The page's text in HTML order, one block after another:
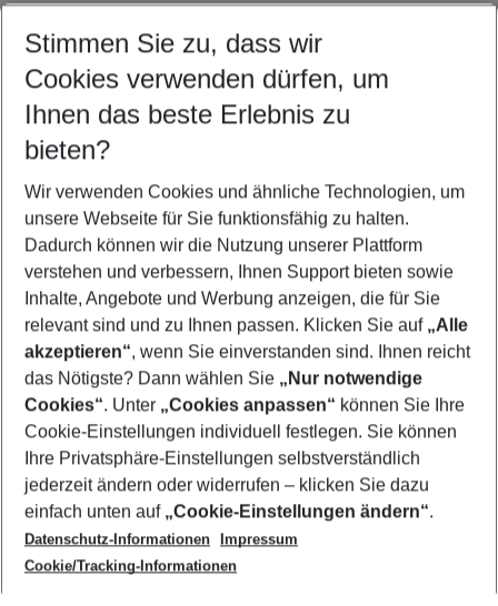
Ändern Sie Ihre Kriterien nach Ihren Wünschen
Abflughafen wählen
Beliebiger Abflughafen
Reisezeitraum wählen
10.08.26– 08.08.27 5-8 Nächte
2 Erwachsene Keine Kinder
Mehr Filter anzeigen
Footer
Footer navigation
Über uns
AGB
Cookie-Einstellungen ändern
Cookie-Richtlinie
Datenschutz
Service & Hilfe
Barrierefreies Reisen
Check-in
Folgen Sie uns
Stimmen Sie zu, dass wir
Cookies verwenden dürfen, um
Ihnen das beste Erlebnis zu
bieten?
Wir verwenden Cookies und ähnliche Technologien, um
unsere Webseite für Sie funktionsfähig zu halten.
Dadurch können wir die Nutzung unserer Plattform
verstehen und verbessern, Ihnen Support bieten sowie
Inhalte, Angebote und Werbung anzeigen, die für Sie
relevant sind und zu Ihnen passen. Klicken Sie auf „Alle
akzeptieren“, wenn Sie einverstanden sind. Ihnen reicht
das Nötigste? Dann wählen Sie „Nur notwendige
Cookies“. Unter „Cookies anpassen“ können Sie Ihre
Cookie-Einstellungen individuell festlegen. Sie können
Ihre Privatsphäre-Einstellungen selbstverständlich
jederzeit ändern oder widerrufen – klicken Sie dazu
einfach unten auf „Cookie-Einstellungen ändern“.
Datenschutz-Informationen
Impressum
Cookie/Tracking-Informationen